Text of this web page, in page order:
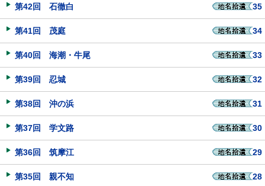
第42回 石徹白 35
第41回 茂庭 34
第40回 海潮・牛尾 33
第39回 忍城 32
第38回 沖の浜 31
第37回 学文路 30
第36回 筑摩江 29
第35回 親不知 28